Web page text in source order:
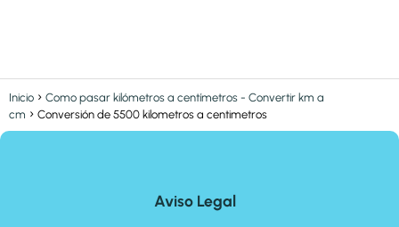
Inicio
Como pasar kilómetros a centímetros - Convertir km a
cm
Conversión de 5500 kilometros a centimetros
Aviso Legal